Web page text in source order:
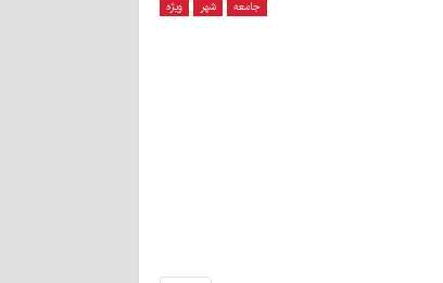
جامعه شهر ویژه